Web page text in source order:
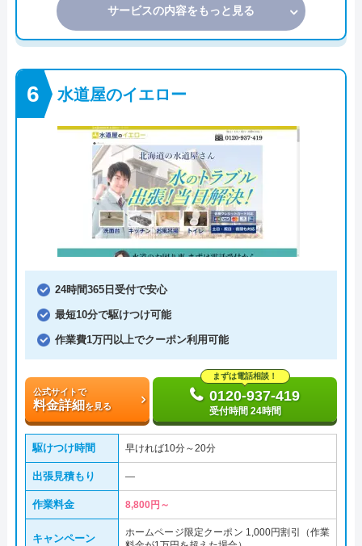
サービスの内容をもっと見る
水道屋のイエロー
24時間365日受付で安心
最短10分で駆けつけ可能
作業費1万円以上でクーポン利用可能
公式サイトで
料金詳細を見る
まずは電話相談！
0120-937-419
受付時間 24時間
駆けつけ時間 早ければ10分～20分
出張見積もり ―
作業料金 8,800円～
キャンペーン
ホームページ限定クーポン 1,000円割引（作業